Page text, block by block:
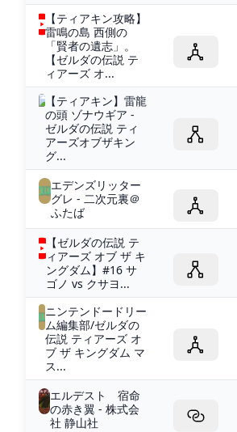
【ティアキン攻略】
雷鳴の島 西側の
「賢者の遺志」。
【ゼルダの伝説 テ
ィアーズ オ...
【ティアキン】雷龍
の頭 ゾナウギア -
ゼルダの伝説 ティ
アーズオブザキン
グ...
エデンズリッター
グレ - 二次元裏＠
ふたば
【ゼルダの伝説 テ
ィアーズ オブ ザ キ
ングダム】#16 サ
ゴノ vs クサヨ...
ニンテンドードリー
ム編集部/ゼルダの
伝説 ティアーズ オ
ブ ザ キングダム マ
ス...
エルデスト 宿命
の赤き翼 - 株式会
社 静山社